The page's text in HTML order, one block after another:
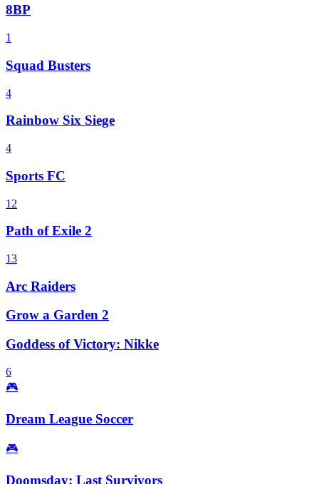
8BP
1
Squad Busters
4
Rainbow Six Siege
4
Sports FC
12
Path of Exile 2
13
Arc Raiders
Grow a Garden 2
Goddess of Victory: Nikke
6
🎮
Dream League Soccer
🎮
Doomsday: Last Survivors